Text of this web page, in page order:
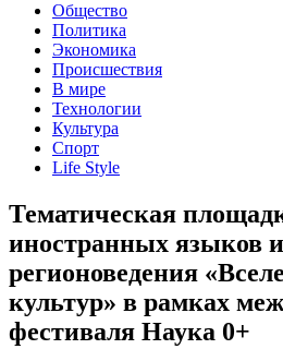
Общество
Политика
Экономика
Происшествия
В мире
Технологии
Культура
Спорт
Life Style
Тематическая
иностранных языков и
регионоведения
культур» в рамках
фестиваля Наука 0+